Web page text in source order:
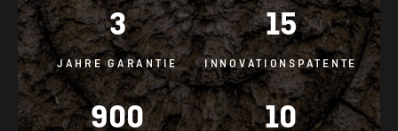
3
JAHRE GARANTIE
15
INNOVATIONSPATENTE
900 10